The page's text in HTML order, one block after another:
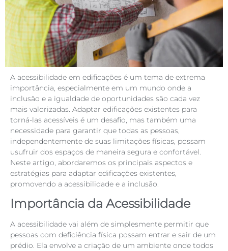
A acessibilidade em edificações é um tema de extrema
importância, especialmente em um mundo onde a
inclusão e a igualdade de oportunidades são cada vez
mais valorizadas. Adaptar edificações existentes para
torná-las acessíveis é um desafio, mas também uma
necessidade para garantir que todas as pessoas,
independentemente de suas limitações físicas, possam
usufruir dos espaços de maneira segura e confortável.
Neste artigo, abordaremos os principais aspectos e
estratégias para adaptar edificações existentes,
promovendo a acessibilidade e a inclusão.
Importância da Acessibilidade
A acessibilidade vai além de simplesmente permitir que
pessoas com deficiência física possam entrar e sair de um
prédio. Ela envolve a criação de um ambiente onde todos